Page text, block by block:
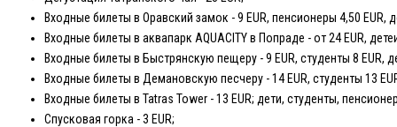
Входные билеты в Оравский замок - 9 EUR, пенсионеры 4,50 EUR,
Входные билеты в аквапарк AQUACITY в Попраде - от 24 EUR,
Входные билеты в Быстрянскую пещеру - 9 EUR, студенты 8 EUR,
Входные билеты в Демановскую песчеру - 14 EUR, студенты 13
Входные билеты в Tatras Tower - 13 EUR; дети, студенты,
Спусковая горка - 3 EUR;